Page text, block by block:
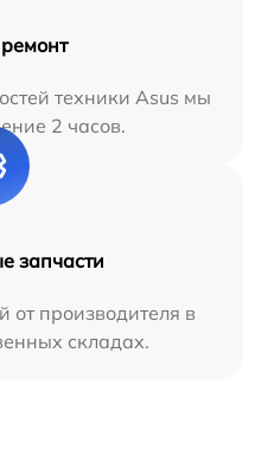
техники Asus мы
2 часов.
запчасти
от производителя в
складах.